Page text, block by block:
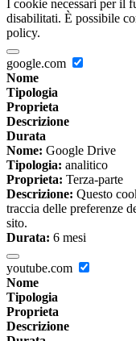
I cookie necessari per il
disabilitati. È possibile
policy.
google.com
Nome
Tipologia
Proprieta
Descrizione
Durata
Nome: Google Drive
Tipologia: analitico
Proprieta: Terza-parte
Descrizione: Questo
traccia delle preferenze
sito.
Durata: 6 mesi
youtube.com
Nome
Tipologia
Proprieta
Descrizione